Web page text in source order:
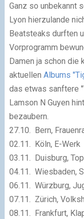
Ganz so unbekannt
Lyon hierzulande
Beatsteaks durften
Vorprogramm
Damen ja schon die
aktuellen Albums
das etwas sanftere
Lamson N Guyen
bezaubern.
27.10. Bern,
02.11. Köln, E-Werk
03.11. Duisburg,
04.11. Wiesbaden,
06.11. Würzburg,
07.11. Zürich,
08.11. Frankfurt,